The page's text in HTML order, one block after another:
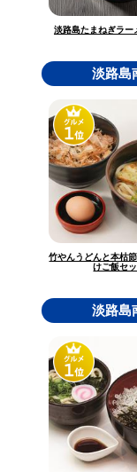
淡路島たまねぎラー
淡路島
竹やんうどんと本枯
けご飯セッ
淡路島